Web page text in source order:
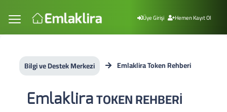
Üye Girişi Hemen Kayıt Ol
Bilgi ve Destek Merkezi Emlaklira Token Rehberi
EmlakliraTOKEN REHBERİ